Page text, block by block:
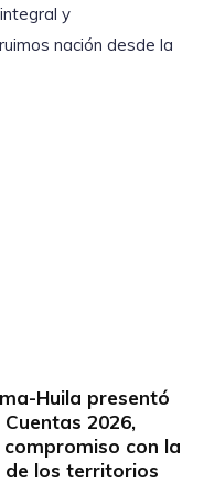
y
nación desde la
Huila presentó
2026,
con la
los territorios